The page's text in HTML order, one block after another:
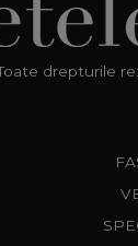
drepturile